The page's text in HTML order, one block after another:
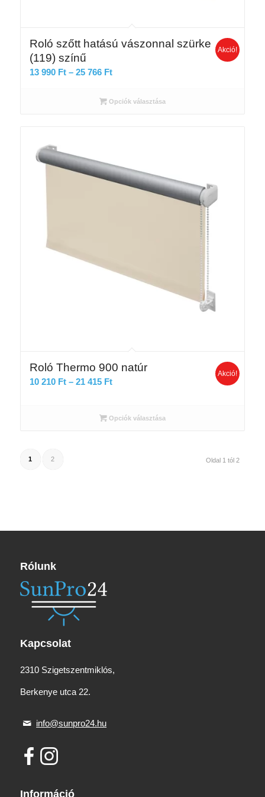
Roló szőtt hatású vászonnal szürke
(119) színű
13 990 Ft – 25 766 FtÁrtartomány:
990 Ft
Akció!
Opciók választása
Roló Thermo 900 natúr
10 210 Ft – 21 415 FtÁrtartomány:
-
Akció!
Opciók választása
Oldal 1 tól 2
1 2
Rólunk
Kapcsolat
2310 Szigetszentmiklós,
Berkenye utca 22.
info@sunpro24.hu
Információ